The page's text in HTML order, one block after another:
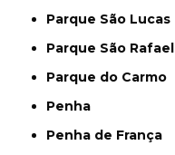
Parque São Lucas
Parque São Rafael
Parque do Carmo
Penha
Penha de França